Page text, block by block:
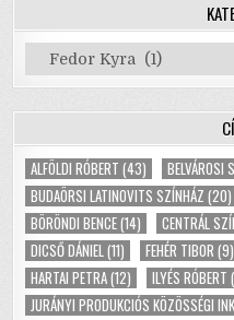
Kategóriák
ALFÖLDI RÓBERT (43) BELVÁROSI
BUDAÖRSI LATINOVITS SZÍNHÁZ (20)
BÖRÖNDI BENCE(14) CENTRÁL
DICSŐ DÁNIEL(11) FEHÉR TIBOR (9)
HARTAI PETRA(12) ILYÉS RÓBERT
JURÁNYI PRODUKCIÓS KÖZÖSSÉGI